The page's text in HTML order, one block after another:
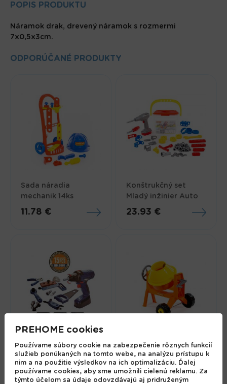
POPIS PRODUKTU
Náramok drak, drevený náramok s rozmermi
7x0,5x3cm.
ODPORÚČANÉ PRODUKTY
Sada náradia
mechanik 14ks
11.78 €
Konštrukčný set
Mladý inžinier Auto
23.93 €
Súprava náradia pre
deti Fun Tools 15ks
18.05 €
Polesie Miešačka Mini
7.50 €
PREHOME cookies
Používame súbory cookie na zabezpečenie rôznych funkcií
služieb ponúkaných na tomto webe, na analýzu prístupu k
nim a na použitie výsledkov na ich optimalizáciu. Ďalej
používame cookies, aby sme umožnili cielenú reklamu. Za
týmto účelom sa údaje odovzdávajú aj pridruženým